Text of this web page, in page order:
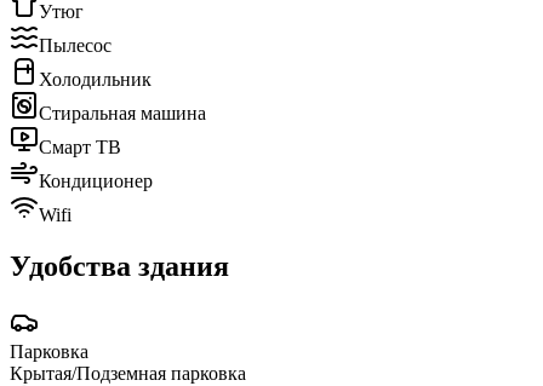
Утюг
Пылесос
Холодильник
Стиральная машина
Смарт ТВ
Кондиционер
Wifi
Удобства здания
Парковка
Крытая/Подземная парковка